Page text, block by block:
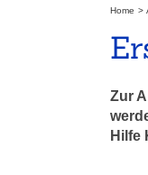
Home
Zur
Hilfe